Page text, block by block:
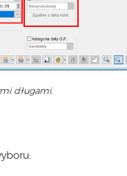
długami.